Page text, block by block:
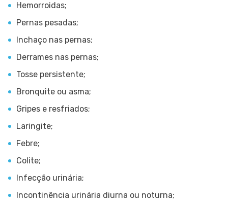
Hemorroidas;
Pernas pesadas;
Inchaço nas pernas;
Derrames nas pernas;
Tosse persistente;
Bronquite ou asma;
Gripes e resfriados;
Laringite;
Febre;
Colite;
Infecção urinária;
Incontinência urinária diurna ou noturna;